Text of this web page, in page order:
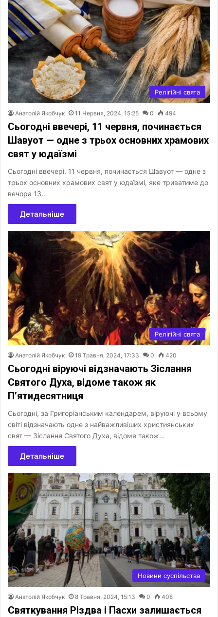
Релігійні свята
Анатолій Якобчук 11 Червня, 2024, 15:25 0 494
Сьогодні ввечері, 11 червня, починається
Шавуот — одне з трьох основних храмових
свят у юдаїзмі
Сьогодні ввечері, 11 червня, починається Шавуот — одне з
трьох основних храмових свят у юдаїзмі, яке триватиме до
вечора 13…
Детальніше
Релігійні свята
Анатолій Якобчук 19 Травня, 2024, 17:33 0 420
Сьогодні віруючі відзначають Зіслання
Святого Духа, відоме також як
П’ятидесятниця
Сьогодні, за Григоріанським календарем, віруючі у всьому
світі відзначають одне з найважливіших християнських
свят — Зіслання Святого Духа, відоме також…
Детальніше
Новини суспільства
Анатолій Якобчук 8 Травня, 2024, 15:13 0 408
Святкування Різдва і Пасхи залишається